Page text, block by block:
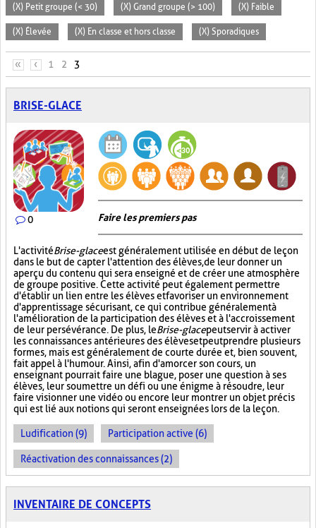
(X) Petit groupe (< 30) (X) Grand groupe (> 100) (X) Faible
(X) Élevée (X) En classe et hors classe (X) Sporadiques
PAGES
« ‹ 1 2 3
BRISE-GLACE
0 Faire les premiers pas
L'activitéBrise-glaceest généralement utilisée en début de leçon
dans le but de capter l'attention des élèves, de leur donner un
aperçu du contenu qui sera enseigné et de créer une atmosphère
de groupe positive. Cette activité peut également permettre
d'établir un lien entre les élèves et favoriser un environnement
d'apprentissage sécurisant, ce qui contribue généralement à
l'amélioration de la participation des élèves et à l'accroissement
de leur persévérance. De plus, leBrise-glacepeut servir à activer
les connaissances antérieures des élèves et peut prendre plusieurs
formes, mais est généralement de courte durée et, bien souvent,
fait appel à l'humour. Ainsi, afin d'amorcer son cours, un
enseignant pourrait faire une blague, poser une question à ses
élèves, leur soumettre un défi ou une énigme à résoudre, leur
faire visionner une vidéo ou encore leur montrer un objet précis
qui est lié aux notions qui seront enseignées lors de la leçon.
Ludification (9) Participation active (6)
Réactivation des connaissances (2)
INVENTAIRE DE CONCEPTS